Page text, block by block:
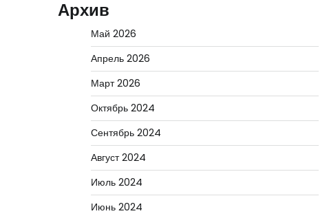
Архив
Май 2026
Апрель 2026
Март 2026
Октябрь 2024
Сентябрь 2024
Август 2024
Июль 2024
Июнь 2024